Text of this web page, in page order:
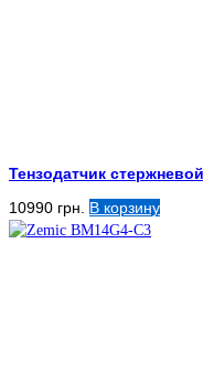
Тензодатчик
10990 грн. В корзину